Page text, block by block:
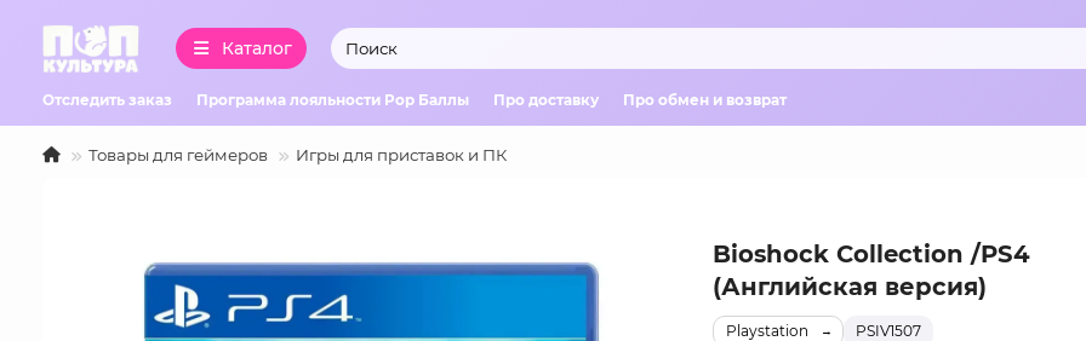
Каталог
Отследить заказ Программа лояльности Pop Баллы Про доставку Про обмен и возврат
Товары для геймеров Игры для приставок и ПК
Bioshock Collection /PS4
(Английская версия)
PSIV1507
Playstation